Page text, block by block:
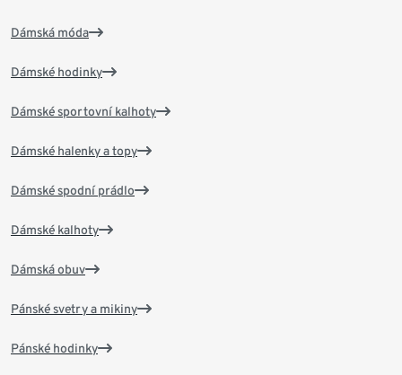
Dámská móda
Dámské hodinky
Dámské sportovní kalhoty
Dámské halenky a topy
Dámské spodní prádlo
Dámské kalhoty
Dámská obuv
Pánské svetry a mikiny
Pánské hodinky